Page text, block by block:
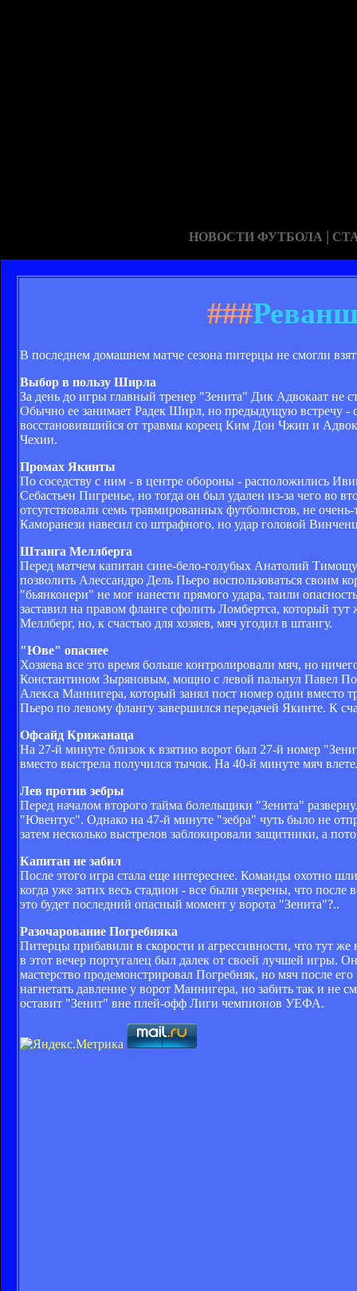
НОВОСТИ ФУТБОЛА |
###
В последнем домашнем матче сезона питерцы не смогли
Выбор в пользу Ширла
За день до игры главный тренер "Зенита" Дик Адвокаат не
Обычно ее занимает Радек Ширл, но предыдущую встречу -
восстановившийся от травмы кореец Ким Дон Чжин и
Чехии.
Промах Якинты
По соседству с ним - в центре обороны - расположились
Себастьен Пигренье, но тогда он был удален из-за чего во
отсутствовали семь травмированных футболистов, не
Каморанези навесил со штрафного, но удар головой
Штанга Меллберга
Перед матчем капитан сине-бело-голубых Анатолий
позволить Алессандро Дель Пьеро воспользоваться
"бьянконери" не мог нанести прямого удара, таили
заставил на правом фланге сфолить Ломбертса, который
Меллберг, но, к счастью для хозяев, мяч угодил в штангу.
"Юве" опаснее
Хозяева все это время больше контролировали мяч, но
Константином Зыряновым, мощно с левой пальнул Павел
Алекса Маннигера, который занял пост номер один
Пьеро по левому флангу завершился передачей Якинте. К
Офсайд Крижанаца
На 27-й минуте близок к взятию ворот был 27-й номер
вместо выстрела получился тычок. На 40-й минуте мяч
Лев против зебры
Перед началом второго тайма болельщики "Зенита"
"Ювентус". Однако на 47-й минуте "зебра" чуть было не
затем несколько выстрелов заблокировали защитники, а
Капитан не забил
После этого игра стала еще интереснее. Команды охотно
когда уже затих весь стадион - все были уверены, что
это будет последний опасный момент у ворота "Зенита"?..
Разочарование Погребняка
Питерцы прибавили в скорости и агрессивности, что тут
в этот вечер португалец был далек от своей лучшей игры.
мастерство продемонстрировал Погребняк, но мяч после
нагнетать давление у ворот Маннигера, но забить так и не
оставит "Зенит" вне плей-офф Лиги чемпионов УЕФА.